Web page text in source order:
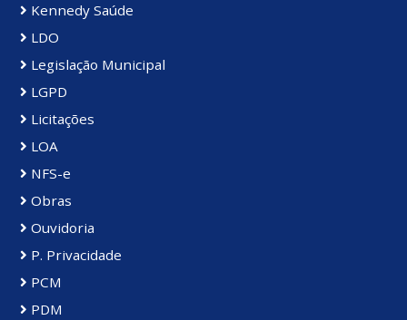
Kennedy Saúde
LDO
Legislação Municipal
LGPD
Licitações
LOA
NFS-e
Obras
Ouvidoria
P. Privacidade
PCM
PDM